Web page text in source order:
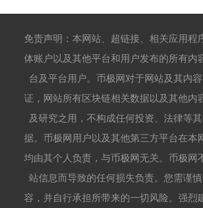
免责声明：本网站、超链接、相关应用程
体账户以及其他平台和用户发布的所有内
台及平台用户。币极网对于网站及其内
证，网站所有区块链相关数据以及其他内
及研究之用，不构成任何投资、法律等
据。币极网用户以及其他第三方平台在本
均由其个人负责，与币极网无关。币极网
站信息而导致的任何损失负责。您需谨
容，并自行承担所带来的一切风险。强烈